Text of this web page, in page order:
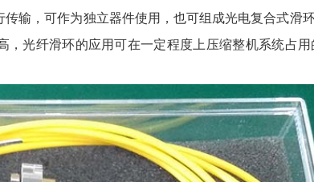
输，可作为独立器件使用，也可组成光电复合式滑
，光纤滑环的应用可在一定程度上压缩整机系统占